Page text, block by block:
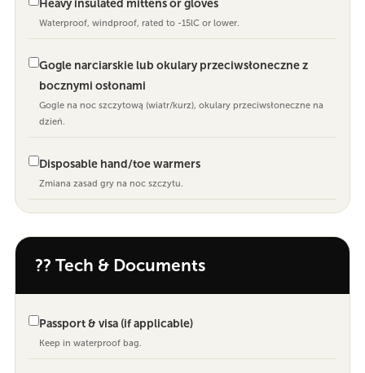
Heavy insulated mittens or gloves
Waterproof, windproof, rated to -15lC or lower.
Gogle narciarskie lub okulary przeciwsłoneczne z
bocznymi osłonami
Gogle na noc szczytową (wiatr/kurz), okulary przeciwsłoneczne na
dzień.
Disposable hand/toe warmers
Zmiana zasad gry na noc szczytu.
?? Tech & Documents
Passport & visa (if applicable)
Keep in waterproof bag.